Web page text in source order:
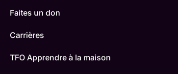
Faites un don
Carrières
TFO Apprendre à la maison